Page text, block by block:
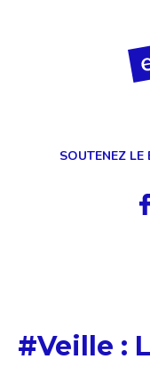
SOUTENEZ LE
#Veille :